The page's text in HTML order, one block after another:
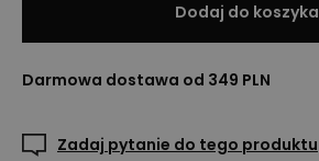
Dodaj do koszyka
Darmowa dostawa od 349 PLN
Zadaj pytanie do tego produktu